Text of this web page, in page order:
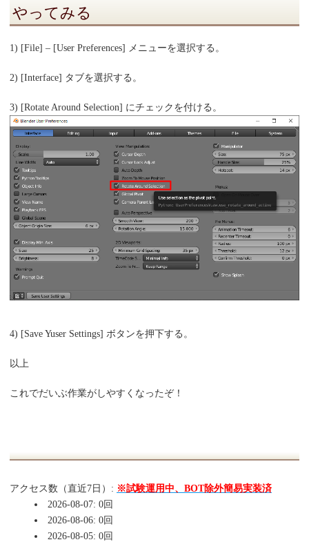
やってみる
1) [File] – [User Preferences] メニューを選択する。
2) [Interface] タブを選択する。
3) [Rotate Around Selection] にチェックを付ける。
4) [Save Yuser Settings] ボタンを押下する。
以上
これでだいぶ作業がしやすくなったぞ！
アクセス数（直近7日）: ※試験運用中、BOT除外簡易実装済
2026-08-07: 0回
2026-08-06: 0回
2026-08-05: 0回